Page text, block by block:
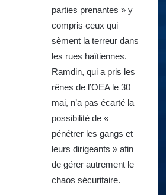
parties prenantes » y
compris ceux qui
sèment la terreur dans
les rues haïtiennes.
Ramdin, qui a pris les
rênes de l’OEA le 30
mai, n’a pas écarté la
possibilité de «
pénétrer les gangs et
leurs dirigeants » afin
de gérer autrement le
chaos sécuritaire.